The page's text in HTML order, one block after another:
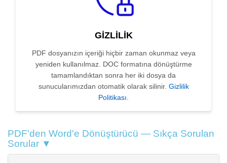
GIZLILIK
PDF dosyanızın içeriği hiçbir zaman okunmaz veya
yeniden kullanılmaz. DOC formatına dönüştürme
tamamlandıktan sonra her iki dosya da
sunucularımızdan otomatik olarak silinir. Gizlilik
Politikası
PDF'den Word'e Dönüştürücü — Sıkça Sorulan
Sorular ▼